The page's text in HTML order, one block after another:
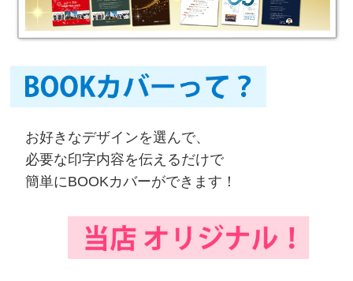
お好きなデザインを選んで、
必要な印字内容を伝えるだけで
簡単にBOOKカバーができます！